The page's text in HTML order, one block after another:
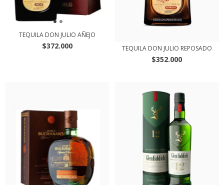
TEQUILA DON JULIO AÑEJO
$372.000 TEQUILA DON JULIO REPOSADO
$352.000